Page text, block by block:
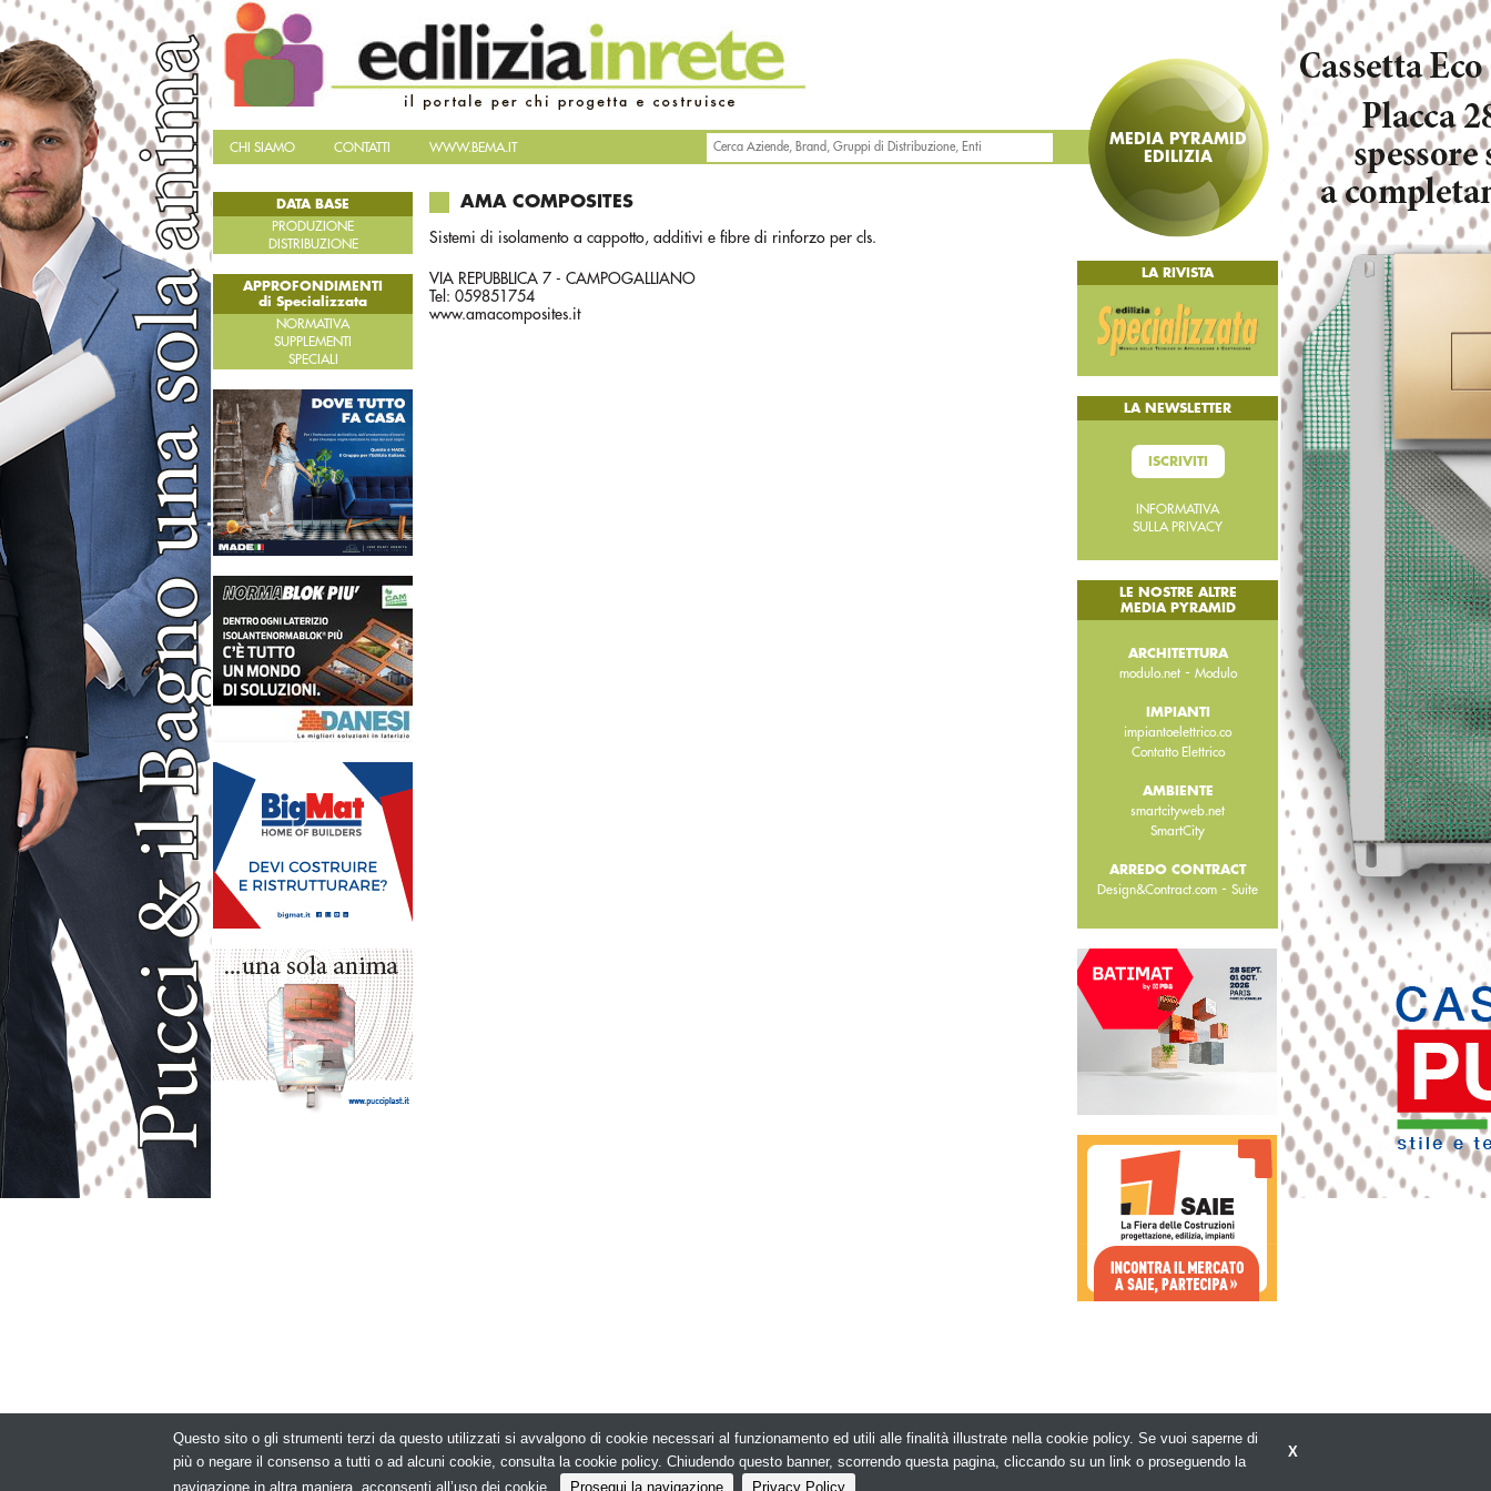
CHI SIAMO CONTATTI WWW.BEMA.IT
MEDIA PYRAMID
EDILIZIA
AMA COMPOSITES
Sistemi di isolamento a cappotto, additivi e fibre di rinforzo per cls.
VIA REPUBBLICA 7 - CAMPOGALLIANO
Tel: 059851754
www.amacomposites.it
DATA BASE
PRODUZIONE
DISTRIBUZIONE
APPROFONDIMENTI
di Specializzata
NORMATIVA
SUPPLEMENTI
SPECIALI
LA RIVISTA
LA NEWSLETTER
ISCRIVITI
INFORMATIVA
SULLA PRIVACY
LE NOSTRE ALTRE
MEDIA PYRAMID
ARCHITETTURA
modulo.net- Modulo
IMPIANTI
impiantoelettrico.co
Contatto Elettrico
AMBIENTE
smartcityweb.net
SmartCity
ARREDO CONTRACT
Design&Contract.com -Suite
© Copyright 2026. Edilizia in Rete - N.ro Iscrizione ROC 5836 -Privacy policy X
Questo sito o gli strumenti terzi da questo utilizzati si avvalgono di cookie necessari al funzionamento ed utili alle finalità illustrate nella cookie policy. Se vuoi saperne di
più o negare il consenso a tutti o ad alcuni cookie, consulta la cookie policy. Chiudendo questo banner, scorrendo questa pagina, cliccando su un link o proseguendo la
navigazione in altra maniera, acconsenti all’uso dei cookie.
Prosegui la navigazione Privacy Policy